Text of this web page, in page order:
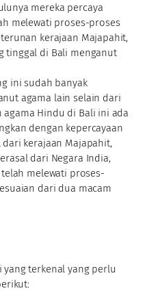
mereka percaya
melewati proses-proses
kerajaan Majapahit,
tinggal di Bali menganut
ini sudah banyak
agama lain selain dari
agama Hindu di Bali ini ada
dengan kepercayaan
kerajaan Majapahit,
dari Negara India,
melewati proses-
dari dua macam
yang terkenal yang perlu